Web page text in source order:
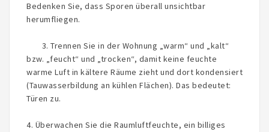
Bedenken Sie, dass Sporen überall unsichtbar
herumfliegen.
3. Trennen Sie in der Wohnung „warm“ und „kalt“
bzw. „feucht“ und „trocken“, damit keine feuchte
warme Luft in kältere Räume zieht und dort kondensiert
(Tauwasserbildung an kühlen Flächen). Das bedeutet:
Türen zu.
4. Überwachen Sie die Raumluftfeuchte, ein billiges